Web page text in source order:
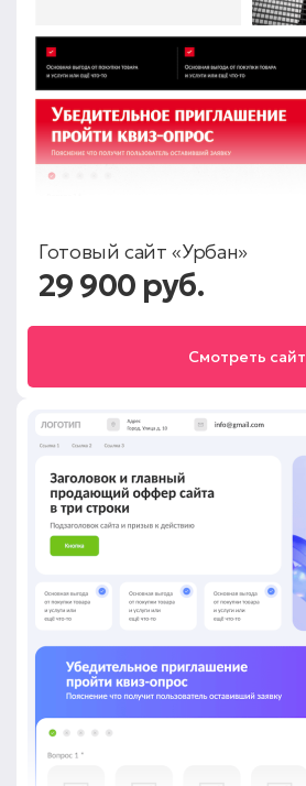
Готовый сайт «Урбан»
29 900 руб.
Смотреть сайт